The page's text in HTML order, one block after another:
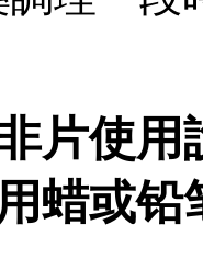
片使
蜡或铅